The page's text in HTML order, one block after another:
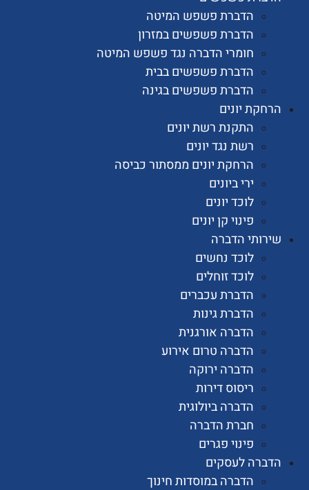
הדברת פשפש המיטה
הדברת פשפשים במזרון
חומרי הדברה נגד פשפש המיטה
הדברת פשפשים בבית
הדברת פשפשים בגינה
יונים
התקנת רשת יונים
רשת נגד יונים
הרחקת יונים ממסתור כביסה
ירי ביונים
לוכד יונים
פינוי קן יונים
הדברה
לוכד נחשים
לוכד זוחלים
הדברת עכברים
הדברת גינות
הדברה אורגנית
הדברה טרום אירוע
הדברה ירוקה
ריסוס דירות
הדברה ביולוגית
חברת הדברה
פינוי פגרים
לעסקים
הדברה במוסדות חינוך